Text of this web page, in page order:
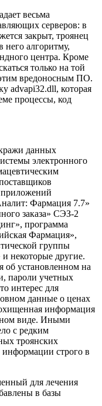
весьма
серверов: в
закрыт, троянец
алгоритму,
центра. Кроме
только на той
вредоносным ПО.
advapi32.dll, которая
процессы, код
данных
электронного
Фармация 7.7»
заказа» СЭЗ-2
программа
Фармация»,
группы
некоторые другие.
установленном на
пароли учетных
интерес для
данные о ценах
информация
виде. Иными
с редким
троянских
строго в
для лечения
в базы